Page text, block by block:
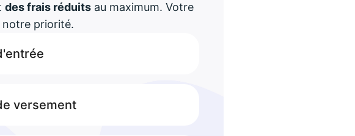
des frais réduitsau maximum. Votre
priorité.
versement